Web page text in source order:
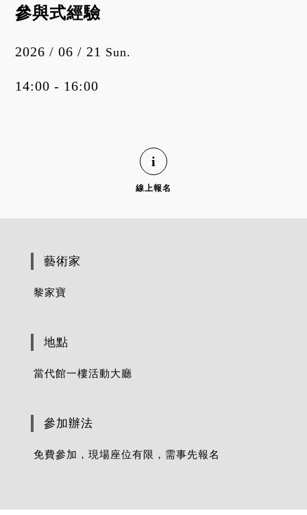
參與式經驗
2026 / 06 / 21 Sun.
14:00 - 16:00
線上報名
藝術家
黎家寶
地點
當代館一樓活動大廳
參加辦法
免費參加，現場座位有限，需事先報名